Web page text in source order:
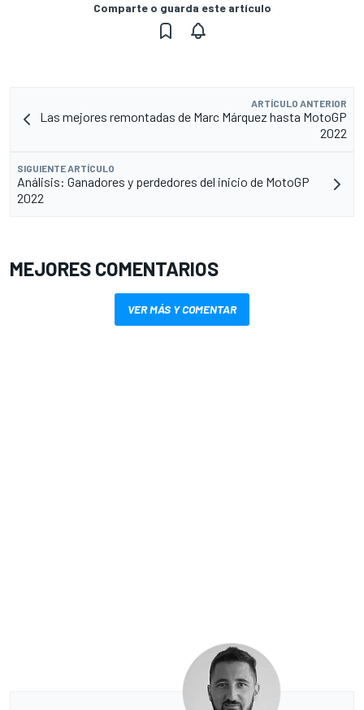
Comparte o guarda este artículo
ARTÍCULO ANTERIOR
Las mejores remontadas de Marc Márquez hasta MotoGP
2022
SIGUIENTE ARTÍCULO
Análisis: Ganadores y perdedores del inicio de MotoGP
2022
MEJORES COMENTARIOS
VER MÁS Y COMENTAR